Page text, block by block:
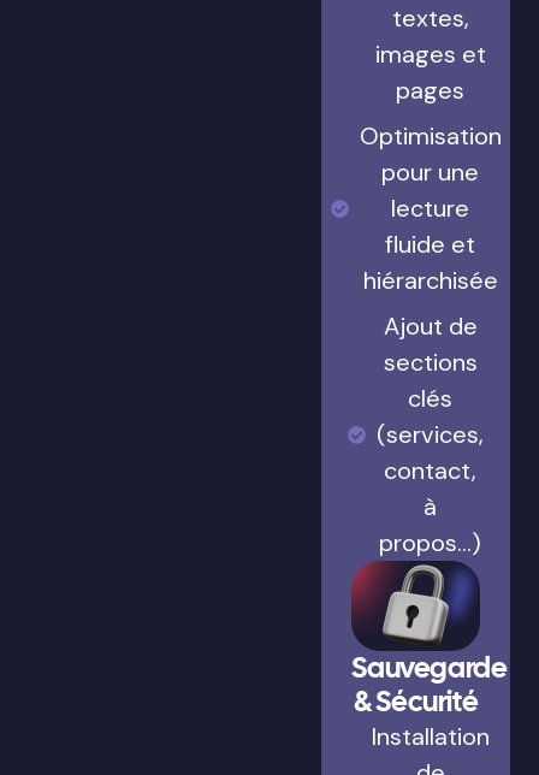
textes,
images et
pages
Optimisation
pour une
lecture
fluide et
hiérarchisée
Ajout de
sections
clés
(services,
contact,
à
propos…)
Sauvegarde
& Sécurité
Installation